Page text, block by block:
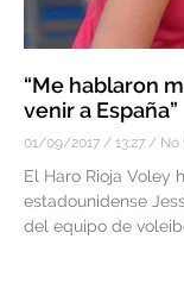
“Me hablaron
venir a España”
01/09/2017 13:27 No
El Haro Rioja Voley
estadounidense
del equipo de